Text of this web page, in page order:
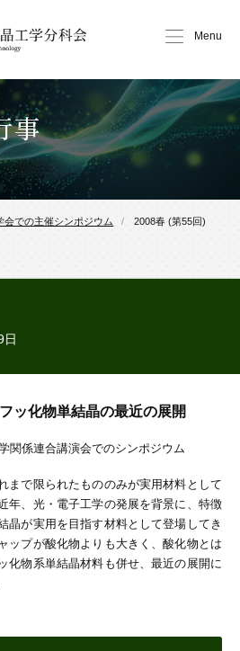
Menu
事
会での主催シンポジウム 2008春 (第55回)
日
ッ化物単結晶の最近の展開
関係連合講演会でのシンポジウム
まで限られたもののみが実用材料として
年、光・電子工学の発展を背景に、特徴
晶が実用を目指す材料として登場してき
ップが酸化物よりも大きく、酸化物とは
化物系単結晶材料も併せ、最近の展開に